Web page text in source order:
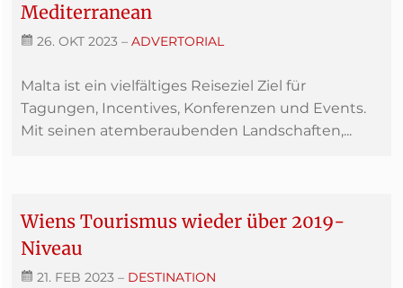
Mediterranean
26. OKT 2023 – ADVERTORIAL
Malta ist ein vielfältiges Reiseziel Ziel für
Tagungen, Incentives, Konferenzen und Events.
Mit seinen atemberaubenden Landschaften,...
Wiens Tourismus wieder über 2019-
Niveau
21. FEB 2023 – DESTINATION